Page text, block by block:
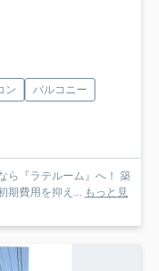
ン
バルコニー
ら『ラテルーム』へ！ 築
期費用を抑え... もっと見